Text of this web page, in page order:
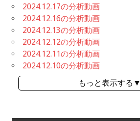
2024.12.17の分析動画
2024.12.16の分析動画
2024.12.13の分析動画
2024.12.12の分析動画
2024.12.11の分析動画
2024.12.10の分析動画
もっと表示する▼